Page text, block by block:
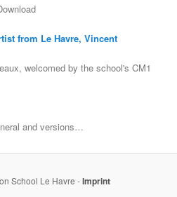
from Le Havre, Vincent
welcomed by the school's CM1
and versions…
School Le Havre -Imprint